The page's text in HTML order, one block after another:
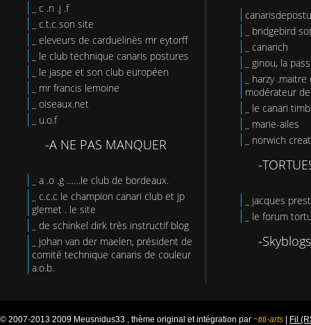
_ c .n .j .f
_ c.t.c son site
_ eleveurs de carduelinès mr eytorff
_ le club technique canaris postures
_ le jaspe et son club européen
_ mr francis lemoine
_ oiseaux.net
_ u.o.f
-A NE PAS MANQUER
_ a .o .g ……le club de bordeaux.
_ c.c.c le champion canari club et jp
glemet . le site
_ de schinkel dirk très instructif blog
_ johan van der maelen, président de
comité technique canaris de couleur
a.o.b.
_ bridgebird
_ canarich
_ ginou, la
_ harzy
modérateur
_ le canari
_ marie-ailes
_ norwich
-
_ jacques
_ le forum
-Skyblogs
© 2007-2013 2009 Meusnidus33 , thème original et intégration par ~titi-arts | Fil